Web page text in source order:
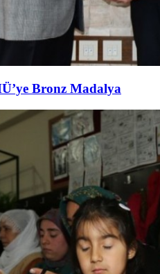
Bronz Madalya